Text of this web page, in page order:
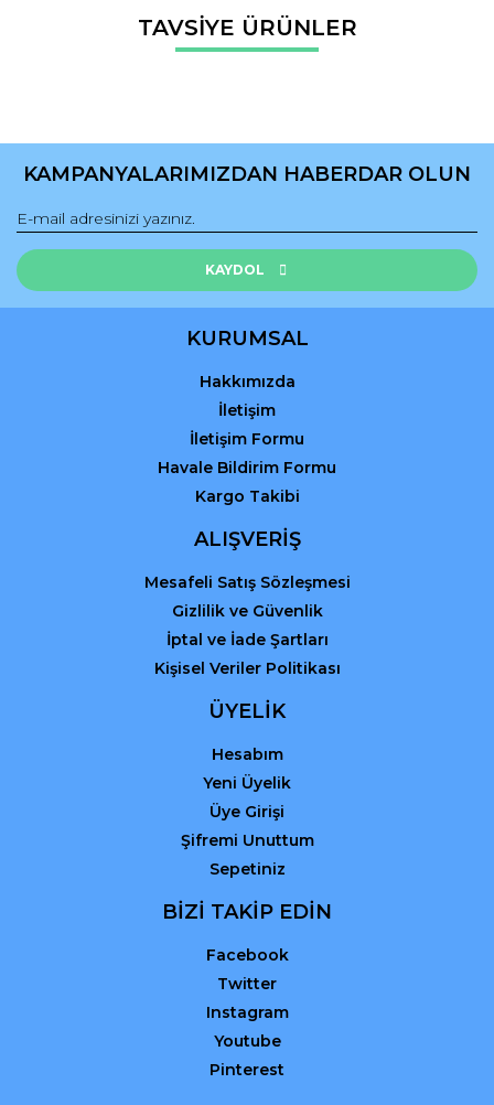
Bu ürüne ilk yorumu siz yapın!
Bu ürünün fiyat bilgisi, resim, ürün açıklamalarında ve diğer
konularda yetersiz gördüğünüz noktaları öneri formunu
Ürün açıklamasında eksik bilgiler bulunuyor.
Ürün fiyatı diğer sitelerden daha pahalı.
Bu ürüne benzer farklı alternatifler olmalı.
Gönder
TAVSİYE ÜRÜNLER
KAMPANYALARIMIZDAN HABERDAR OLUN
KAYDOL
KURUMSAL
Hakkımızda
İletişim
İletişim Formu
Havale Bildirim Formu
Kargo Takibi
ALIŞVERİŞ
Mesafeli Satış Sözleşmesi
Gizlilik ve Güvenlik
İptal ve İade Şartları
Kişisel Veriler Politikası
ÜYELİK
Hesabım
Yeni Üyelik
Üye Girişi
Şifremi Unuttum
Sepetiniz
BİZİ TAKİP EDİN
Facebook
Twitter
Instagram
Youtube
Pinterest